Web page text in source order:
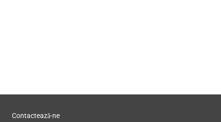
Contactează-ne